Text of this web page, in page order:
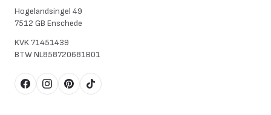
Hogelandsingel 49
7512 GB Enschede
KVK71451439
BTWNL858720681B01
FacebookInstagram
Pinterest
TikTok